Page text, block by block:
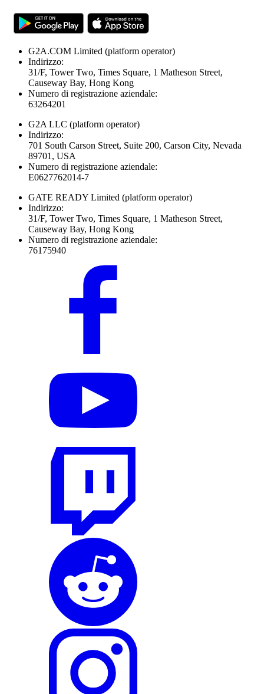
G2A.COM Limited (platform operator)
Indirizzo:
31/F, Tower Two, Times Square, 1 Matheson Street,
Causeway Bay, Hong Kong
Numero di registrazione aziendale:
63264201
G2A LLC (platform operator)
Indirizzo:
701 South Carson Street, Suite 200, Carson City, Nevada
89701, USA
Numero di registrazione aziendale:
E0627762014-7
GATE READY Limited (platform operator)
Indirizzo:
31/F, Tower Two, Times Square, 1 Matheson Street,
Causeway Bay, Hong Kong
Numero di registrazione aziendale:
76175940